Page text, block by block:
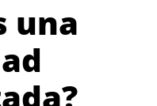
una